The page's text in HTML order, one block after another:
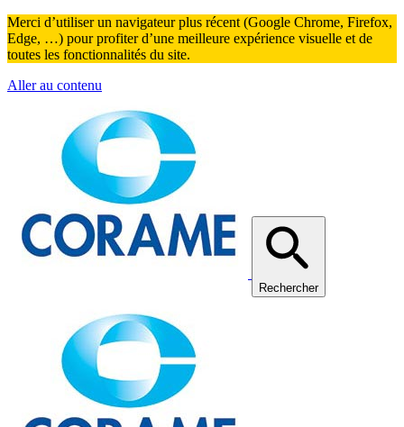
Merci d’utiliser un navigateur plus récent (Google Chrome, Firefox,
Edge, …) pour profiter d’une meilleure expérience visuelle et de
toutes les fonctionnalités du site.
Aller au contenu
Rechercher